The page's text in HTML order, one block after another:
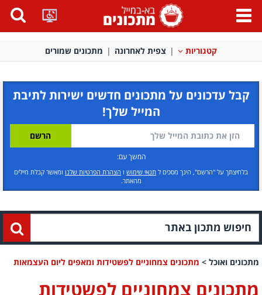
פתח
תפריט
קטגוריות צפית לאחרונה מתכונים שמורים
קבל עדכונים על מתכונים חדשים ישירות לתיבת
המייל שלך!
המשך עם:
בלחיצתך על "הרשם", הינך מסכים ל תנאי שימוש ו הצהרת הפרטיות שלנו ומאשר קבלת מיילים
מהאתר.
מתכונים ואוכל > מתכונים צמחוניים לפשטידות ומאפים ליום העצמאות
מתכונים צמחוניים לפשטידות